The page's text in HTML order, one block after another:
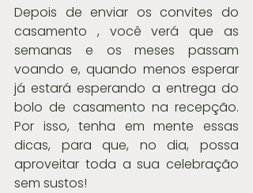
Depois de enviar os convites do
casamento , você verá que as
semanas e os meses passam
voando e, quando menos esperar
já estará esperando a entrega do
bolo de casamento na recepção.
Por isso, tenha em mente essas
dicas, para que, no dia, possa
aproveitar toda a sua celebração
sem sustos!